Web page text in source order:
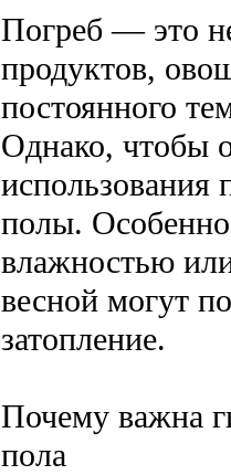
Погреб — это
продуктов,
постоянного
Однако, чтобы
использования
полы.
влажностью
весной могут
затопление.
Почему важна
пола